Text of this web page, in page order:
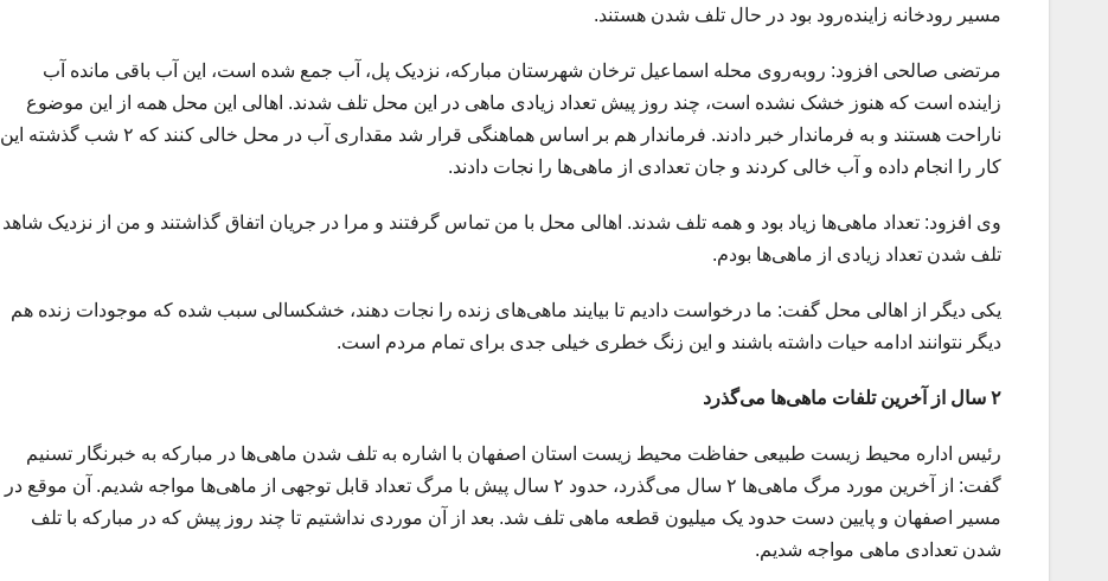
مسیر رودخانه زاینده‌رود بود در حال تلف شدن هستند.
مرتضی صالحی افزود: روبه‌روی محله اسماعیل ترخان شهرستان مبارکه، نزدیک پل، آب جمع شده است، این آب باقی مانده آب
زاینده است که هنوز خشک نشده است، چند روز پیش تعداد زیادی ماهی در این محل تلف شدند. اهالی این محل همه از این موضوع
ناراحت هستند و به فرماندار خبر دادند. فرماندار هم بر اساس هماهنگی قرار شد مقداری آب در محل خالی کنند که ۲ شب گذشته این
کار را انجام داده و آب خالی کردند و جان تعدادی از ماهی‌ها را نجات دادند.
وی افزود: تعداد ماهی‌ها زیاد بود و همه تلف شدند. اهالی محل با من تماس گرفتند و مرا در جریان اتفاق گذاشتند و من از نزدیک شاهد
تلف شدن تعداد زیادی از ماهی‌ها بودم.
یکی دیگر از اهالی محل گفت: ما درخواست دادیم تا بیایند ماهی‌های زنده را نجات دهند، خشکسالی سبب شده که موجودات زنده هم
دیگر نتوانند ادامه حیات داشته باشند و این زنگ خطری خیلی جدی برای تمام مردم است.
۲ سال از آخرین تلفات ماهی‌ها می‌گذرد
رئیس اداره محیط زیست طبیعی حفاظت محیط زیست استان اصفهان با اشاره به تلف شدن ماهی‌ها در مبارکه به خبرنگار تسنیم
گفت: از آخرین مورد مرگ ماهی‌ها ۲ سال می‌گذرد، حدود ۲ سال پیش با مرگ تعداد قابل توجهی از ماهی‌ها مواجه شدیم. آن موقع در
مسیر اصفهان و پایین دست حدود یک میلیون قطعه ماهی تلف شد. بعد از آن موردی نداشتیم تا چند روز پیش که در مبارکه با تلف
شدن تعدادی ماهی مواجه شدیم.